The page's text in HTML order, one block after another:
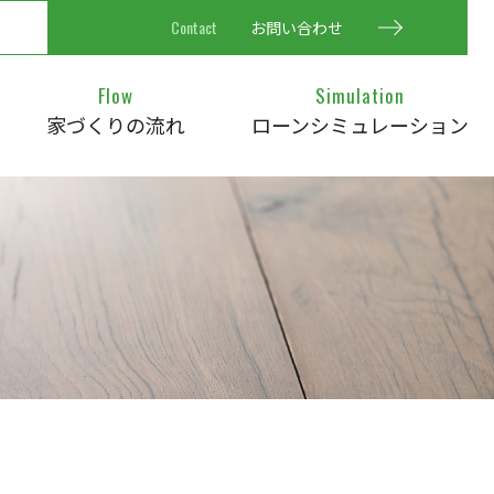
Contact お問い合わせ
Flow
家づくりの流れ
Simulation
ローンシミュレーション